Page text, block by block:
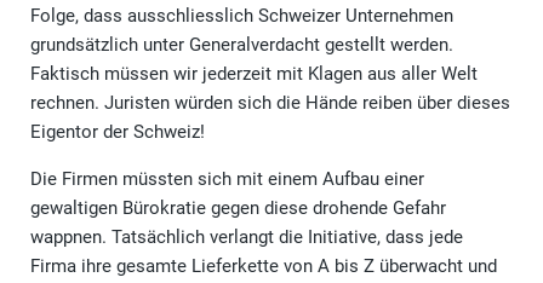
Folge, dass ausschliesslich Schweizer Unternehmen
grundsätzlich unter Generalverdacht gestellt werden.
Faktisch müssen wir jederzeit mit Klagen aus aller Welt
rechnen. Juristen würden sich die Hände reiben über dieses
Eigentor der Schweiz!
Die Firmen müssten sich mit einem Aufbau einer
gewaltigen Bürokratie gegen diese drohende Gefahr
wappnen. Tatsächlich verlangt die Initiative, dass jede
Firma ihre gesamte Lieferkette von A bis Z überwacht und